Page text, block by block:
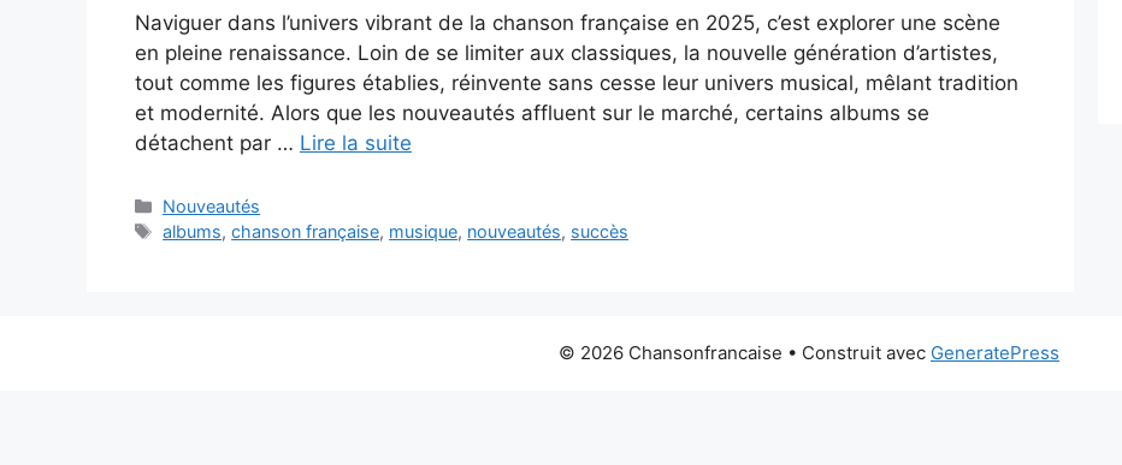
Naviguer dans l’univers vibrant de la chanson française en 2025, c’est explorer une scène
en pleine renaissance. Loin de se limiter aux classiques, la nouvelle génération d’artistes,
tout comme les figures établies, réinvente sans cesse leur univers musical, mêlant tradition
et modernité. Alors que les nouveautés affluent sur le marché, certains albums se
détachent par … Lire la suite
Catégories
Nouveautés
Étiquettes
albums,chanson française, musique, nouveautés, succès
© 2026 Chansonfrancaise • Construit avec GeneratePress